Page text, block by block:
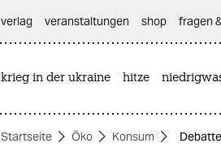
themen
verlag
veranstaltungen shop fragen
krieg in der ukraine hitze
Startseite Öko Konsum